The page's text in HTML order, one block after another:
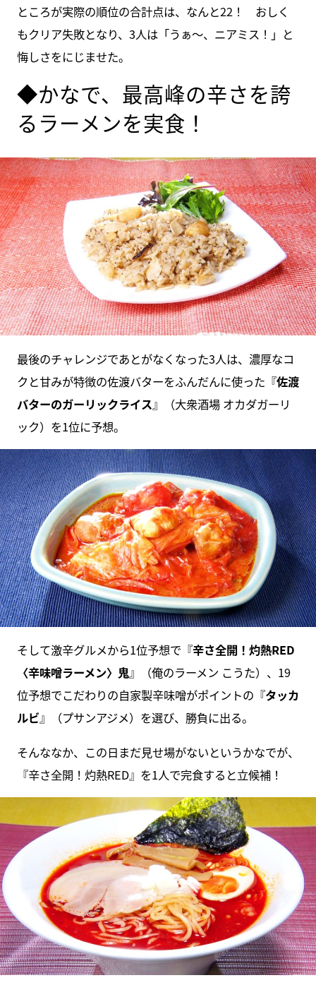
ところが実際の順位の合計点は、なんと22！ おしく
もクリア失敗となり、3人は「うぁ～、ニアミス！」と
悔しさをにじませた。
◆かなで、最高峰の辛さを誇
るラーメンを実食！
最後のチャレンジであとがなくなった3人は、濃厚なコ
クと甘みが特徴の佐渡バターをふんだんに使った『佐渡
バターのガーリックライス』（大衆酒場 オカダガーリ
ック）を1位に予想。
そして激辛グルメから1位予想で『辛さ全開！灼熱RED
〈辛味噌ラーメン〉鬼』（俺のラーメン こうた）、19
位予想でこだわりの自家製辛味噌がポイントの『タッカ
ルビ』（プサンアジメ）を選び、勝負に出る。
そんななか、この日まだ見せ場がないというかなでが、
『辛さ全開！灼熱RED』を1人で完食すると立候補！